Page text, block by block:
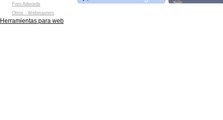
Foro Adwords
Otros - Webmasters
Herramientas para web